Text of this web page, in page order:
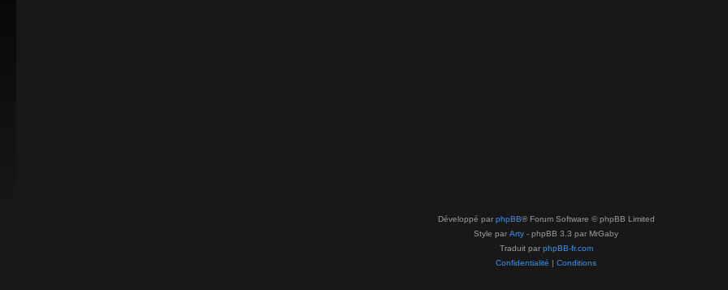
Développé par phpBB® Forum Software © phpBB Limited
Style par Arty - phpBB 3.3 par MrGaby
Traduit par phpBB-fr.com
Confidentialité | Conditions